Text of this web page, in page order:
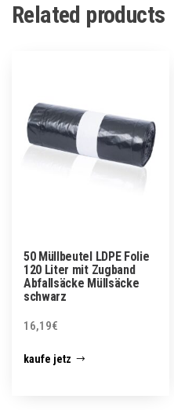
Related products
50 Müllbeutel LDPE Folie
120 Liter mit Zugband
Abfallsäcke Müllsäcke
schwarz
16,19€
kaufe jetz